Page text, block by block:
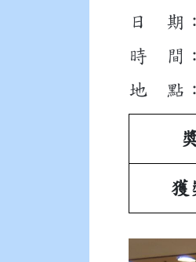
日 期：
時 間：
地 點
獲